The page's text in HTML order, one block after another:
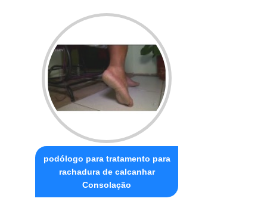
podólogo para tratamento para
rachadura de calcanhar
Consolação